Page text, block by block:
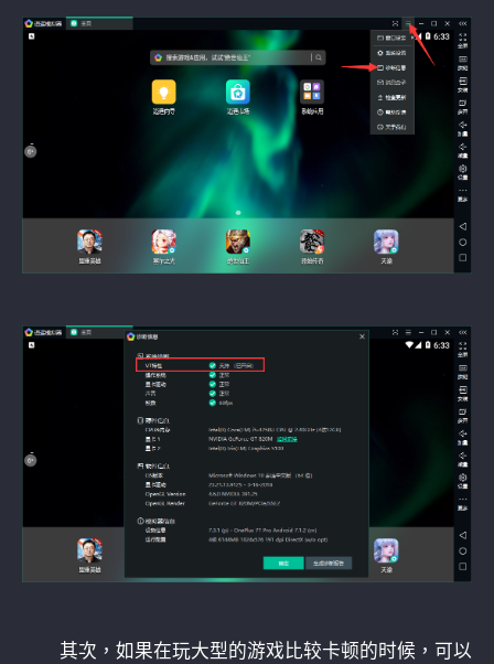
其次，如果在玩大型的游戏比较卡顿的时候，可以